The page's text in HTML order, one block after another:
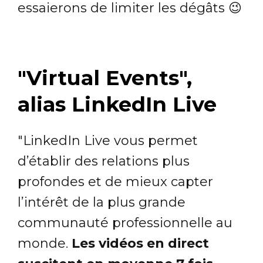
essaierons de limiter les dégâts 😉
"Virtual Events",
alias LinkedIn Live
"LinkedIn Live vous permet
d’établir des relations plus
profondes et de mieux capter
l’intérêt de la plus grande
communauté professionnelle au
monde. Les vidéos en direct